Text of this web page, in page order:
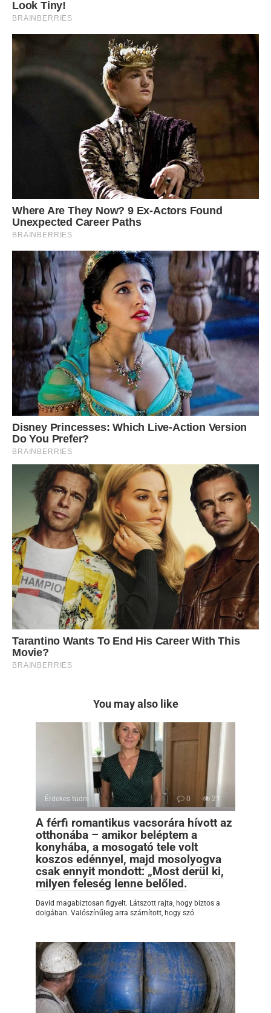
You may also like
Érdekes tudni 0 21
A férfi romantikus vacsorára hívott az
otthonába – amikor beléptem a
konyhába, a mosogató tele volt
koszos edénnyel, majd mosolyogva
csak ennyit mondott: „Most derül ki,
milyen feleség lenne belőled.
David magabiztosan figyelt. Látszott rajta, hogy biztos a
dolgában. Valószínűleg arra számított, hogy szó